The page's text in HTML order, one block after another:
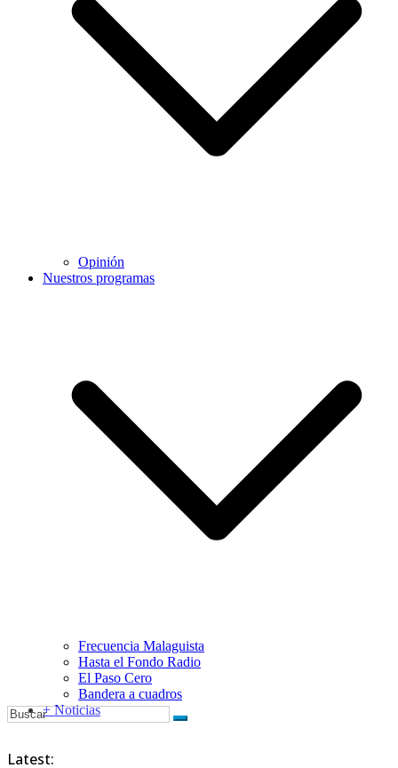
Opinión
Nuestros programas
Frecuencia Malaguista
Hasta el Fondo Radio
El Paso Cero
Bandera a cuadros
+ Noticias
Latest: